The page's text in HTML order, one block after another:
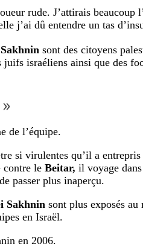
rude. J’attirais beaucoup
j’ai dû entendre un tas
sont des citoyens
israéliens ainsi que des
de l’équipe.
si virulentes qu’il a entrepris
contre le Beitar, il voyage
passer plus inaperçu.
Sakhnin sont plus exposés au
en Israël.
en 2006.